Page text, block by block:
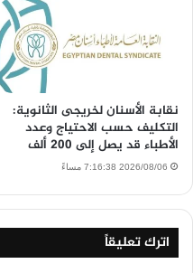
نقابة الأسنان لخريجى الثانوية:
التكليف حسب الاحتياج وعدد
الأطباء قد يصل إلى 200 ألف
2026/08/06 7:16:38 مساءً
اترك تعليقاً